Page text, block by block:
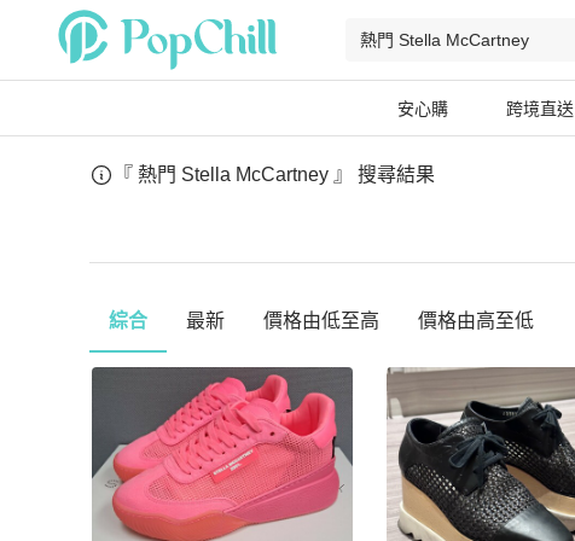
安心購 跨境直送
『 熱門 Stella McCartney 』 搜尋結果
綜合 最新 價格由低至高 價格由高至低